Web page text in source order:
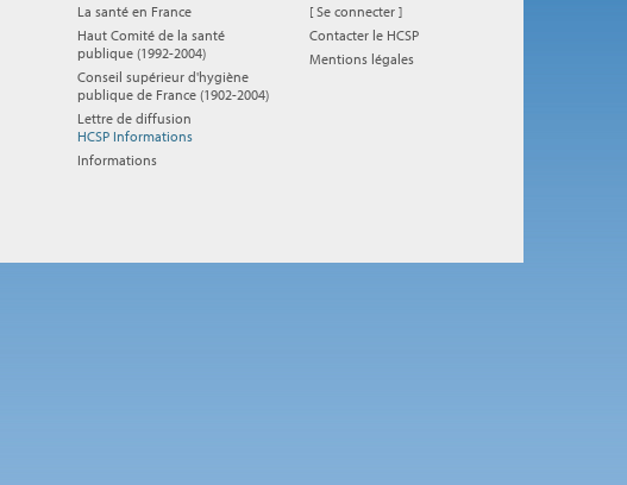
La santé en France
Haut Comité de la santé
publique (1992-2004)
Conseil supérieur d'hygiène
publique de France (1902-2004)
Lettre de diffusion
HCSP Informations
Informations
[Se connecter ]
Contacter le HCSP
Mentions légales